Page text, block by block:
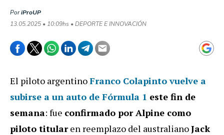
PoriProUP
13.05.2025 • 10:09hs • DEPORTE E INNOVACIÓN
El piloto argentinoFranco Colapinto vuelve a
subirse a un auto de Fórmula 1 este fin de
semana: fue confirmado por Alpine como
piloto titularen reemplazo del australianoJack